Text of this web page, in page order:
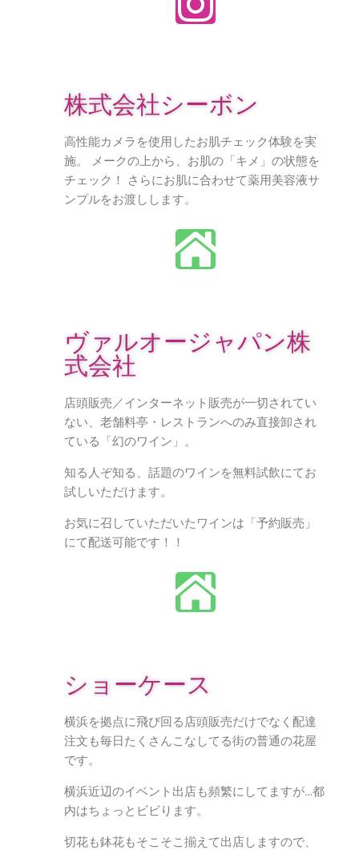
株式会社シーボン
高性能カメラを使用したお肌チェック体験を実
施。 メークの上から、お肌の「キメ」の状態を
チェック！ さらにお肌に合わせて薬用美容液サ
ンプルをお渡しします。
ヴァルオージャパン株
式会社
店頭販売／インターネット販売が一切されてい
ない、老舗料亭・レストランへのみ直接卸され
ている「幻のワイン」。
知る人ぞ知る、話題のワインを無料試飲にてお
試しいただけます。
お気に召していただいたワインは「予約販売」
にて配送可能です！！
ショーケース
横浜を拠点に飛び回る店頭販売だけでなく配達
注文も毎日たくさんこなしてる街の普通の花屋
です。
横浜近辺のイベント出店も頻繁にしてますが…都
内はちょっとビビります。
切花も鉢花もそこそこ揃えて出店しますので、